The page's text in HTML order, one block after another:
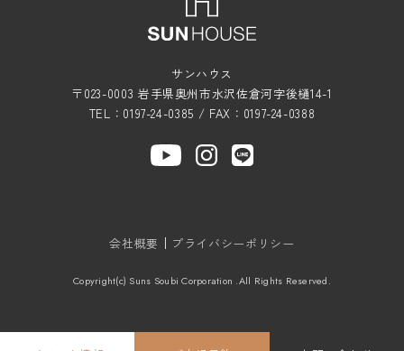
サンハウス
〒023-0003 岩手県奥州市水沢佐倉河字後樋14-1
TEL：0197-24-0385 / FAX：0197-24-0388
会社概要 プライバシーポリシー
Copyright(c) Suns Soubi Corporation .All Rights Reserved.